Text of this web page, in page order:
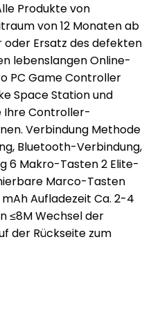
Produkte von
von 12 Monaten ab
Ersatz des defekten
lebenslangen Online-
PC Game Controller
Space Station und
Ihre Controller-
Verbindung Methode
Bluetooth-Verbindung,
6 Makro-Tasten 2 Elite-
Marco-Tasten
Aufladezeit Ca. 2-4
≤8M Wechsel der
der Rückseite zum